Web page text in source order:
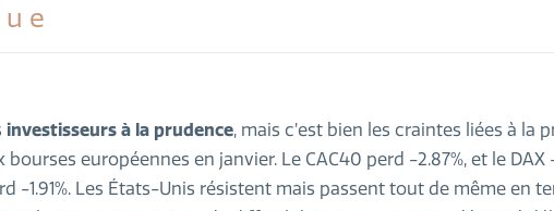
investisseurs à la prudence, mais c’est bien les craintes liées à la
européennes en janvier. Le CAC40 perd -2.87%, et le DAX
-1.91%. Les États-Unis résistent mais passent tout de même en